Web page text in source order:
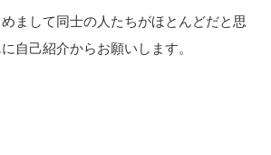
まして同士の人たちがほとんどだと思
自己紹介からお願いします。